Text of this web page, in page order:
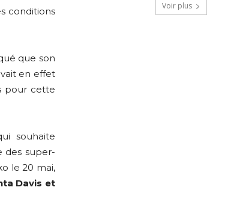
conditions
que son
en effet
pour cette
souhaite
des super-
le 20 mai,
Davis et
Voir plus